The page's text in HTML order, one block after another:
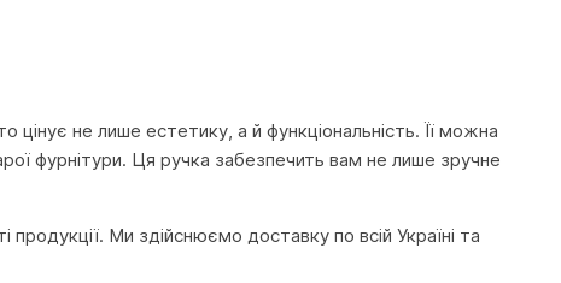
цінує не лише естетику, а й функціональність. Її можна
фурнітури. Ця ручка забезпечить вам не лише зручне
Ми здійснюємо доставку по всій Україні та